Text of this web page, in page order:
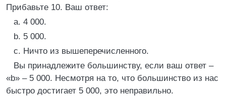
Прибавьте 10. Ваш ответ:
a. 4 000.
b. 5 000.
c. Ничто из вышеперечисленного.
Вы принадлежите большинству, если ваш ответ –
«b» – 5 000. Несмотря на то, что большинство из нас
быстро достигает 5 000, это неправильно.